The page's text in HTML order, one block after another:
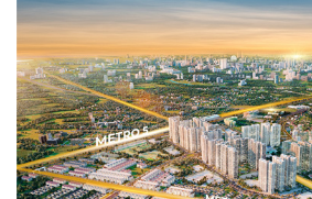
Xem thêm
Vinhomes tái hiện
tại khu vườn Nhật
Xem thêm